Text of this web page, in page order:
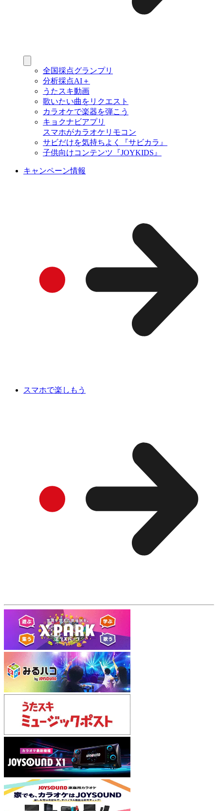
全国採点グランプリ
分析採点AI＋
うたスキ動画
歌いたい曲をリクエスト
カラオケで楽器を弾こう
キョクナビアプリ
スマホがカラオケリモコン
サビだけを気持ちよく『サビカラ』
子供向けコンテンツ『JOYKIDS』
キャンペーン情報
スマホで楽しもう